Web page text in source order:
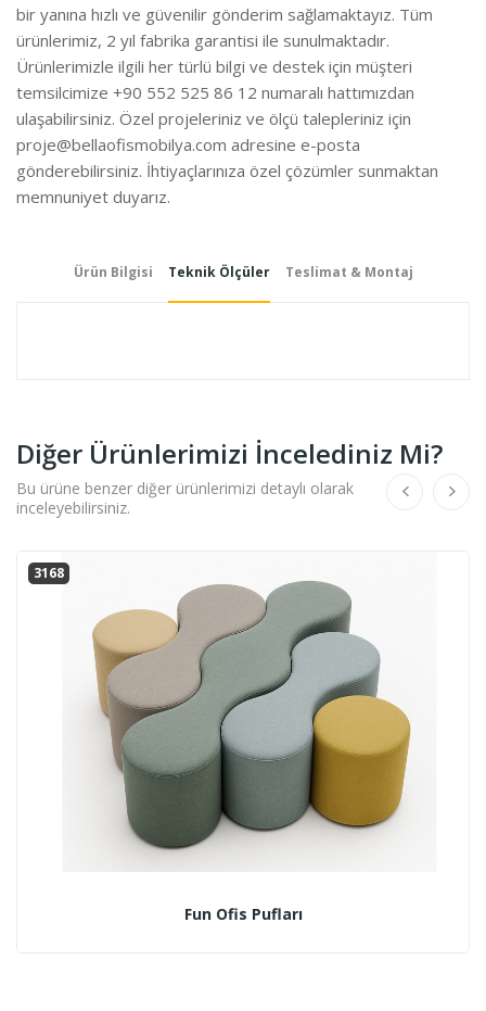
bir yanına hızlı ve güvenilir gönderim sağlamaktayız. Tüm
ürünlerimiz, 2 yıl fabrika garantisi ile sunulmaktadır.
Ürünlerimizle ilgili her türlü bilgi ve destek için müşteri
temsilcimize +90 552 525 86 12 numaralı hattımızdan
ulaşabilirsiniz. Özel projeleriniz ve ölçü talepleriniz için
proje@bellaofismobilya.com adresine e-posta
gönderebilirsiniz. İhtiyaçlarınıza özel çözümler sunmaktan
memnuniyet duyarız.
Ürün Bilgisi Teknik Ölçüler Teslimat & Montaj
Diğer Ürünlerimizi İncelediniz Mi?
Bu ürüne benzer diğer ürünlerimizi detaylı olarak
inceleyebilirsiniz.
Fun Ofis Pufları